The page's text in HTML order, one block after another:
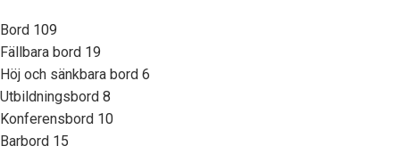
Bord 109
Fällbara bord 19
Höj och sänkbara bord 6
Utbildningsbord 8
Konferensbord 10
Barbord 15